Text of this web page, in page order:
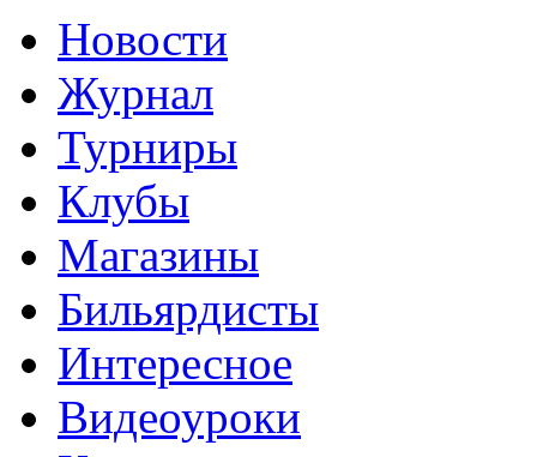
Новости
Журнал
Турниры
Клубы
Магазины
Бильярдисты
Интересное
Видеоуроки